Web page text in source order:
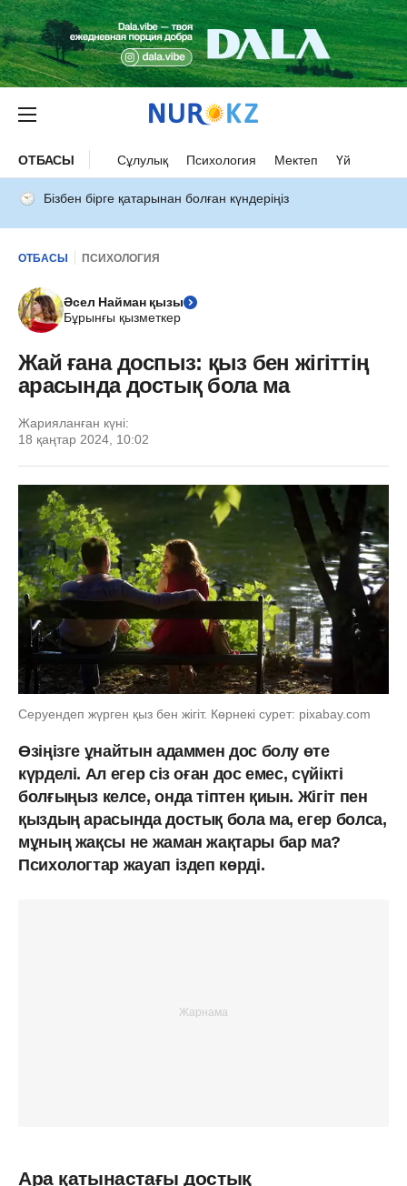
ОТБАСЫ Сұлулық Психология Мектеп Үй
Бізбен бірге қатарынан болған күндеріңіз
ОТБАСЫ ПСИХОЛОГИЯ
Әсел Найман қызы
Бұрынғы қызметкер
Жай ғана доспыз: қыз бен жігіттің
арасында достық бола ма
Жарияланған күні:
18 қаңтар 2024, 10:02
Серуендеп жүрген қыз бен жігіт. Көрнекі сурет: pixabay.com
Өзіңізге ұнайтын адаммен дос болу өте
күрделі. Ал егер сіз оған дос емес, сүйікті
болғыңыз келсе, онда тіптен қиын. Жігіт пен
қыздың арасында достық бола ма, егер болса,
мұның жақсы не жаман жақтары бар ма?
Психологтар жауап іздеп көрді.
Ара қатынастағы достық